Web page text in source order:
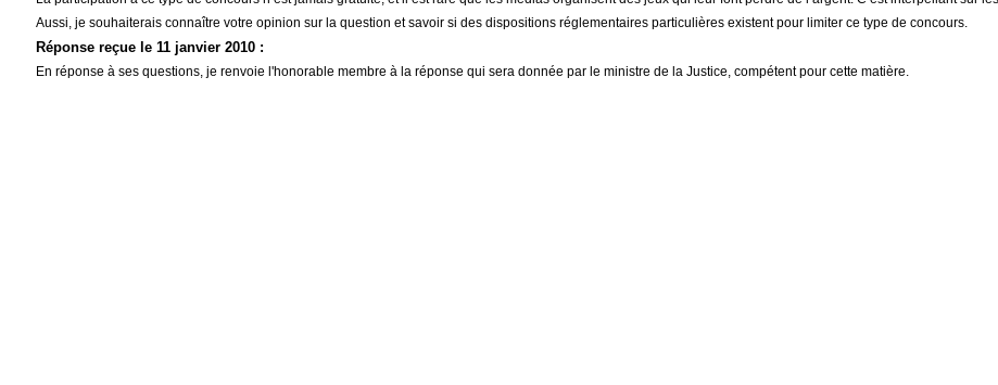
Aussi, je souhaiterais connaître votre opinion sur la question et savoir si des dispositions réglementaires particulières existent pour limiter ce type de concours.
Réponse reçue le 11 janvier 2010 :
En réponse à ses questions, je renvoie l'honorable membre à la réponse qui sera donnée par le ministre de la Justice, compétent pour cette matière.